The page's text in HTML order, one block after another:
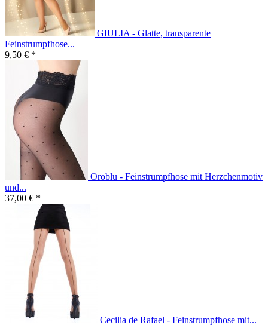
GIULIA - Glatte, transparente
Feinstrumpfhose...
9,50 € *
Oroblu - Feinstrumpfhose mit Herzchenmotiv
und...
37,00 € *
Cecilia de Rafael - Feinstrumpfhose mit...